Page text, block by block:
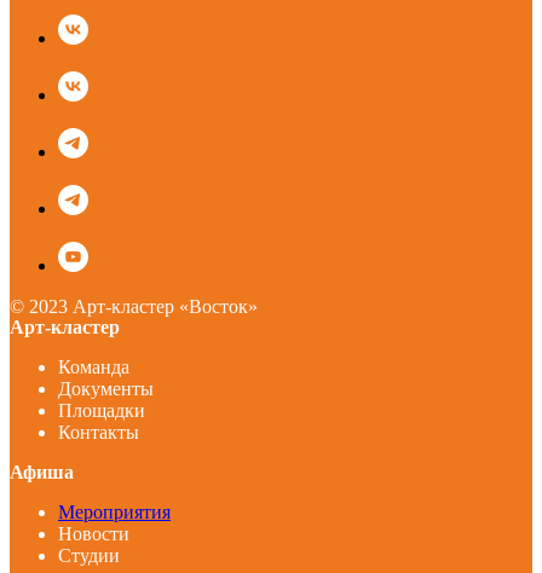
© 2023 Арт-кластер «Восток»
Арт-кластер
Команда
Документы
Площадки
Контакты
Афиша
Мероприятия
Новости
Студии